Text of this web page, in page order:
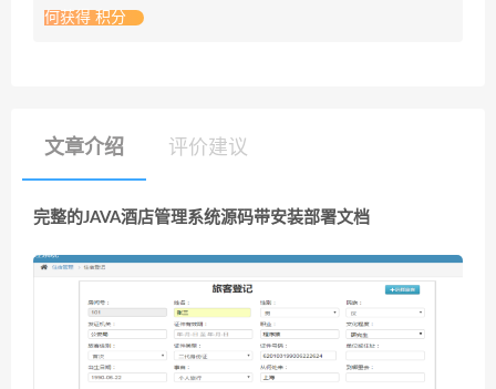
何获得 积分
文章介绍 评价建议
完整的JAVA酒店管理系统源码带安装部署文档